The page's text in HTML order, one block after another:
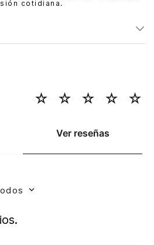
cotidiana.
Ver reseñas
☆ ☆ ☆ ☆ ☆